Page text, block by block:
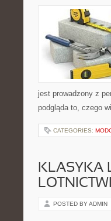
jest prowadzony z
podgląda to, czego
CATEGORIES:
KLASYKA
POSTED BY ADMIN